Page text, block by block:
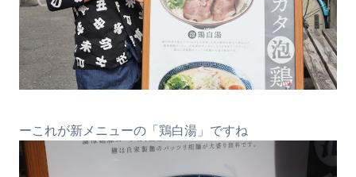
ーこれが新メニューの「鶏白湯」ですね